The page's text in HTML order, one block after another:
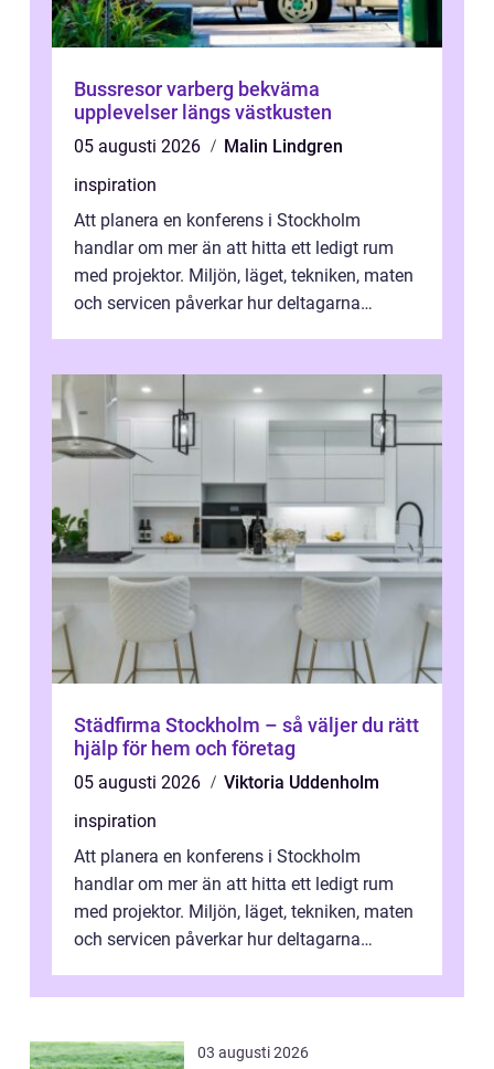
Bussresor varberg bekväma
upplevelser längs västkusten
05 augusti 2026
Malin Lindgren
inspiration
Att planera en konferens i Stockholm
handlar om mer än att hitta ett ledigt rum
med projektor. Miljön, läget, tekniken, maten
och servicen påverkar hur deltagarna
Städfirma Stockholm – så väljer du rätt
hjälp för hem och företag
05 augusti 2026
Viktoria Uddenholm
inspiration
Att planera en konferens i Stockholm
handlar om mer än att hitta ett ledigt rum
med projektor. Miljön, läget, tekniken, maten
och servicen påverkar hur deltagarna
03 augusti 2026